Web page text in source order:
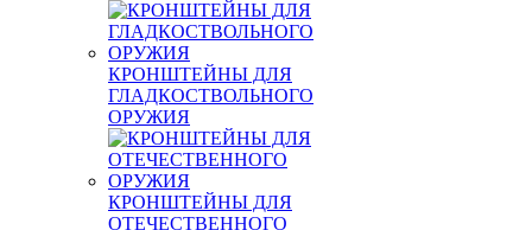
КРОНШТЕЙНЫ ДЛЯ
ГЛАДКОСТВОЛЬНОГО
ОРУЖИЯ
КРОНШТЕЙНЫ ДЛЯ
ОТЕЧЕСТВЕННОГО